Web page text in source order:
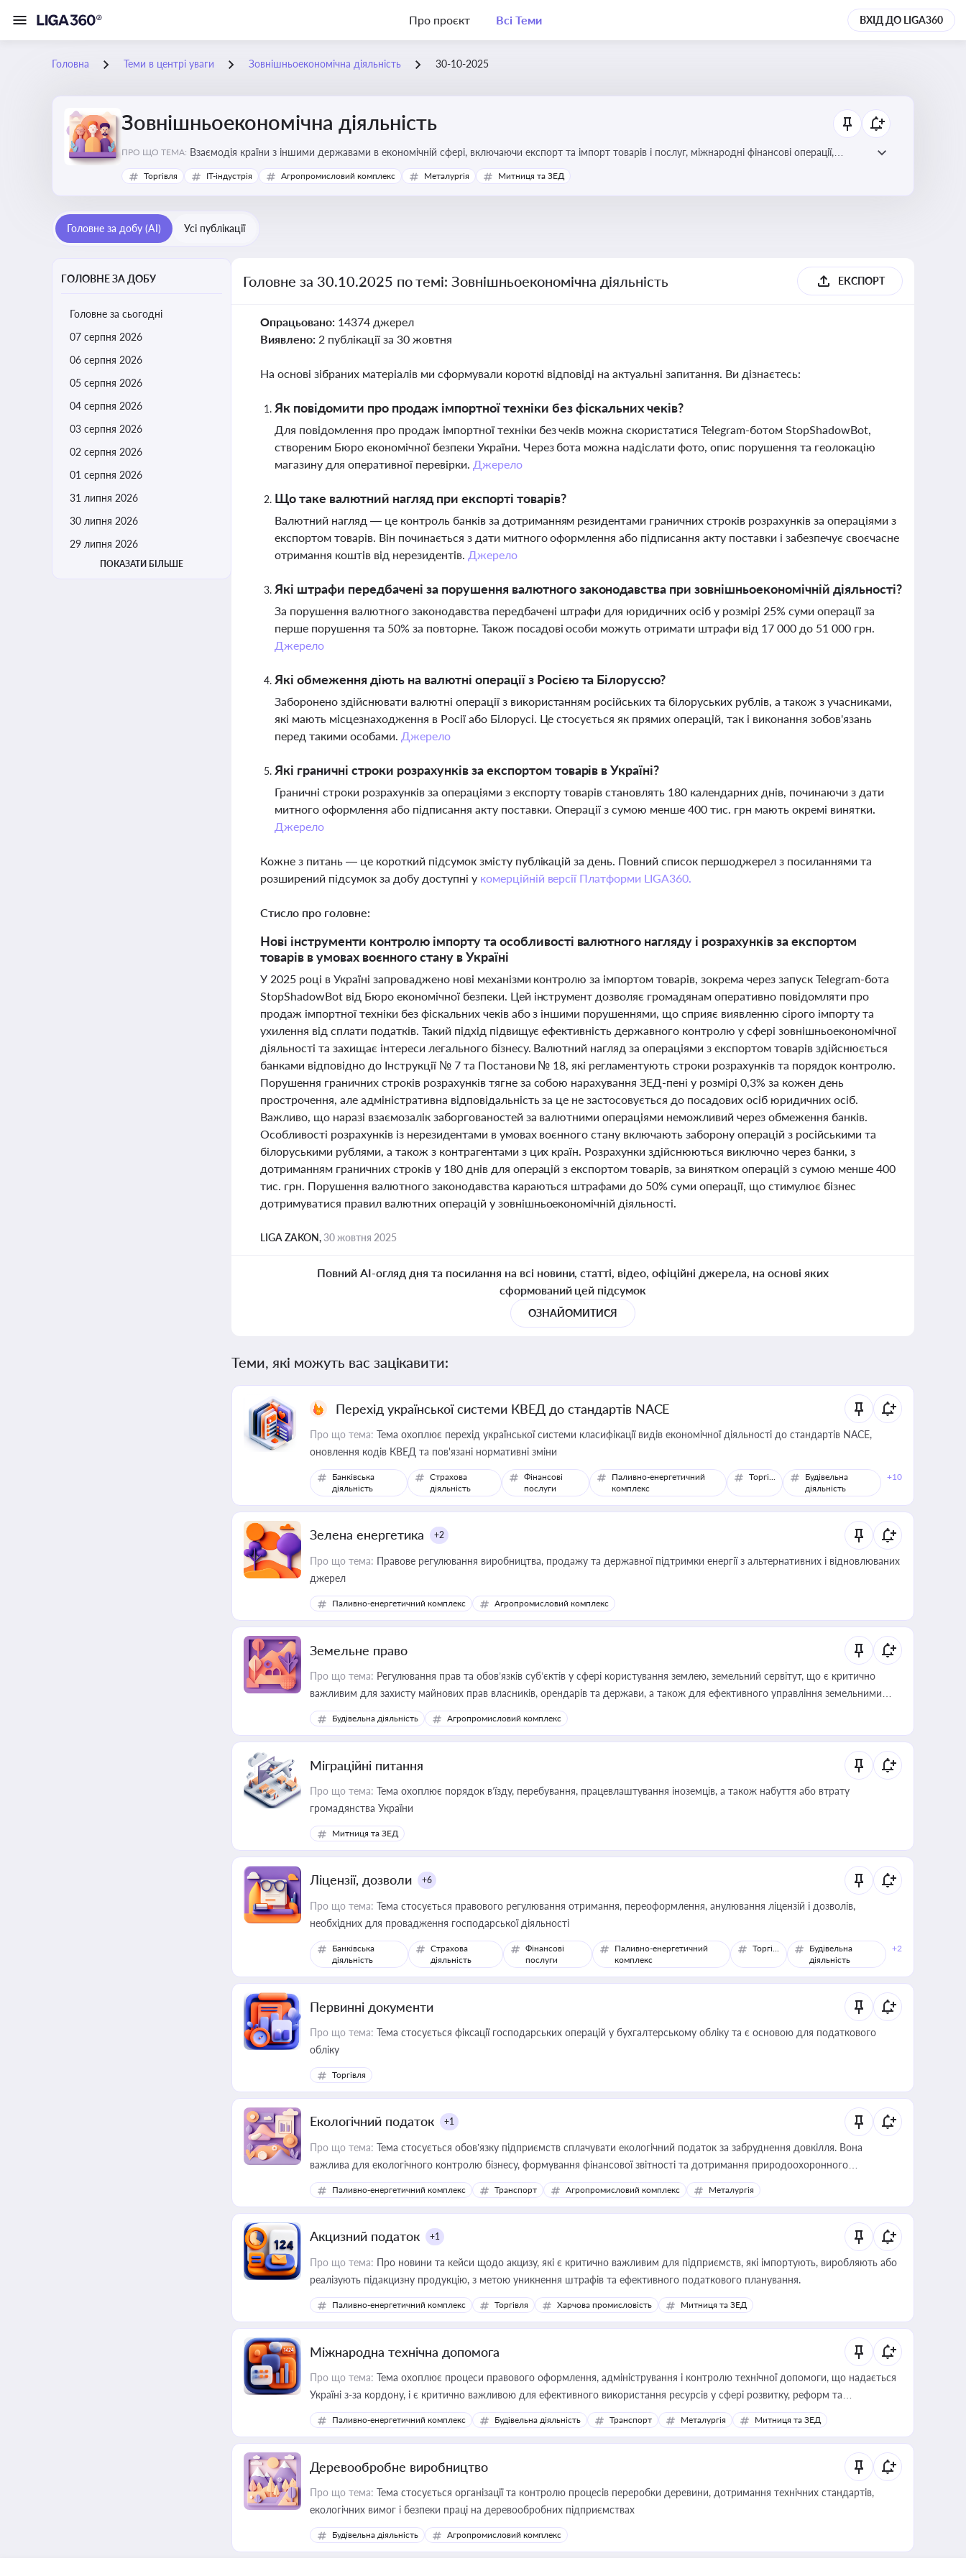
Про проєкт Всі Теми ВХІД ДО LIGA360
Головна Теми в центрі уваги Зовнішньоекономічна діяльність 30-10-2025
Зовнішньоекономічна діяльність
ПРО ЩО ТЕМА: Взаємодія країни з іншими державами в економічній сфері, включаючи експорт та імпорт товарів і послуг, міжнародні фінансові операції,
інвестиції, торгівлю, митне регулювання
Торгівля IT-індустрія Агропромисловий комплекс Металургія Митниця та ЗЕД
Головне за добу (AI) Усі публікації
ГОЛОВНЕ ЗА ДОБУ
Головне за сьогодні
07 серпня 2026
06 серпня 2026
05 серпня 2026
04 серпня 2026
03 серпня 2026
02 серпня 2026
01 серпня 2026
31 липня 2026
30 липня 2026
29 липня 2026
ПОКАЗАТИ БІЛЬШЕ
Головне за 30.10.2025 по темі: Зовнішньоекономічна діяльність ЕКСПОРТ
Опрацьовано: 14374 джерел
Виявлено: 2 публікації за 30 жовтня
На основі зібраних матеріалів ми сформували короткі відповіді на актуальні запитання. Ви дізнаєтесь:
Як повідомити про продаж імпортної техніки без фіскальних чеків?
Для повідомлення про продаж імпортної техніки без чеків можна скористатися Telegram-ботом StopShadowBot,
створеним Бюро економічної безпеки України. Через бота можна надіслати фото, опис порушення та геолокацію
магазину для оперативної перевірки. Джерело
Що таке валютний нагляд при експорті товарів?
Валютний нагляд — це контроль банків за дотриманням резидентами граничних строків розрахунків за операціями з
експортом товарів. Він починається з дати митного оформлення або підписання акту поставки і забезпечує своєчасне
отримання коштів від нерезидентів. Джерело
Які штрафи передбачені за порушення валютного законодавства при зовнішньоекономічній діяльності?
За порушення валютного законодавства передбачені штрафи для юридичних осіб у розмірі 25% суми операції за
перше порушення та 50% за повторне. Також посадові особи можуть отримати штрафи від 17 000 до 51 000 грн.
Джерело
Які обмеження діють на валютні операції з Росією та Білоруссю?
Заборонено здійснювати валютні операції з використанням російських та білоруських рублів, а також з учасниками,
які мають місцезнаходження в Росії або Білорусі. Це стосується як прямих операцій, так і виконання зобов'язань
перед такими особами. Джерело
Які граничні строки розрахунків за експортом товарів в Україні?
Граничні строки розрахунків за операціями з експорту товарів становлять 180 календарних днів, починаючи з дати
митного оформлення або підписання акту поставки. Операції з сумою менше 400 тис. грн мають окремі винятки.
Джерело
Кожне з питань — це короткий підсумок змісту публікацій за день. Повний список першоджерел з посиланнями та
розширений підсумок за добу доступні у комерційній версії Платформи LIGA360.
Стисло про головне:
Нові інструменти контролю імпорту та особливості валютного нагляду і розрахунків за експортом
товарів в умовах воєнного стану в Україні
У 2025 році в Україні запроваджено нові механізми контролю за імпортом товарів, зокрема через запуск Telegram-бота
StopShadowBot від Бюро економічної безпеки. Цей інструмент дозволяє громадянам оперативно повідомляти про
продаж імпортної техніки без фіскальних чеків або з іншими порушеннями, що сприяє виявленню сірого імпорту та
ухилення від сплати податків. Такий підхід підвищує ефективність державного контролю у сфері зовнішньоекономічної
діяльності та захищає інтереси легального бізнесу. Валютний нагляд за операціями з експортом товарів здійснюється
банками відповідно до Інструкції № 7 та Постанови № 18, які регламентують строки розрахунків та порядок контролю.
Порушення граничних строків розрахунків тягне за собою нарахування ЗЕД-пені у розмірі 0,3% за кожен день
прострочення, але адміністративна відповідальність за це не застосовується до посадових осіб юридичних осіб.
Важливо, що наразі взаємозалік заборгованостей за валютними операціями неможливий через обмеження банків.
Особливості розрахунків із нерезидентами в умовах воєнного стану включають заборону операцій з російськими та
білоруськими рублями, а також з контрагентами з цих країн. Розрахунки здійснюються виключно через банки, з
дотриманням граничних строків у 180 днів для операцій з експортом товарів, за винятком операцій з сумою менше 400
тис. грн. Порушення валютного законодавства караються штрафами до 50% суми операції, що стимулює бізнес
дотримуватися правил валютних операцій у зовнішньоекономічній діяльності.
LIGA ZAKON,30 жовтня 2025
Повний AI-огляд дня та посилання на всі новини, статті, відео, офіційні джерела, на основі яких
сформований цей підсумок
ОЗНАЙОМИТИСЯ
Теми, які можуть вас зацікавити:
Перехід української системи КВЕД до стандартів NACE
Про що тема: Тема охоплює перехід української системи класифікації видів економічної діяльності до стандартів NACE,
оновлення кодів КВЕД та пов'язані нормативні зміни
Банківська
діяльність
Страхова
діяльність
Фінансові
послуги
Паливно-енергетичний
комплекс
Торгівля
Будівельна
діяльність
+10
Зелена енергетика +2
Про що тема: Правове регулювання виробництва, продажу та державної підтримки енергії з альтернативних і відновлюваних
джерел
Паливно-енергетичний комплекс Агропромисловий комплекс
Земельне право
Про що тема: Регулювання прав та обов’язків суб’єктів у сфері користування землею, земельний сервітут, що є критично
важливим для захисту майнових прав власників, орендарів та держави, а також для ефективного управління земельними
ресурсами
Будівельна діяльність Агропромисловий комплекс
Міграційні питання
Про що тема: Тема охоплює порядок в’їзду, перебування, працевлаштування іноземців, а також набуття або втрату
громадянства України
Митниця та ЗЕД
Ліцензії, дозволи +6
Про що тема: Тема стосується правового регулювання отримання, переоформлення, анулювання ліцензій і дозволів,
необхідних для провадження господарської діяльності
Банківська
діяльність
Страхова
діяльність
Фінансові
послуги
Паливно-енергетичний
комплекс
Торгівля
Будівельна
діяльність
+2
Первинні документи
Про що тема: Тема стосується фіксації господарських операцій у бухгалтерському обліку та є основою для податкового
обліку
Торгівля
Екологічний податок +1
Про що тема: Тема стосується обов’язку підприємств сплачувати екологічний податок за забруднення довкілля. Вона
важлива для екологічного контролю бізнесу, формування фінансової звітності та дотримання природоохоронного
законодавства
Паливно-енергетичний комплекс Транспорт Агропромисловий комплекс Металургія
Акцизний податок +1
Про що тема: Про новини та кейси щодо акцизу, які є критично важливим для підприємств, які імпортують, виробляють або
реалізують підакцизну продукцію, з метою уникнення штрафів та ефективного податкового планування.
Паливно-енергетичний комплекс Торгівля Харчова промисловість Митниця та ЗЕД
Міжнародна технічна допомога
Про що тема: Тема охоплює процеси правового оформлення, адміністрування і контролю технічної допомоги, що надається
Україні з-за кордону, і є критично важливою для ефективного використання ресурсів у сфері розвитку, реформ та
інфраструктурних проєктів
Паливно-енергетичний комплекс Будівельна діяльність Транспорт Металургія Митниця та ЗЕД
Деревообробне виробництво
Про що тема: Тема стосується організації та контролю процесів переробки деревини, дотримання технічних стандартів,
екологічних вимог і безпеки праці на деревообробних підприємствах
Будівельна діяльність Агропромисловий комплекс